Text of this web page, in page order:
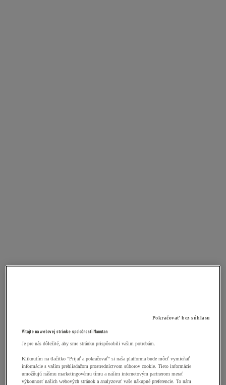
Pokračovať bez súhlasu
Vitajte na webovej stránke spoločnosti Manutan
Je pre nás dôležité, aby sme stránku prispôsobili vašim potrebám.
Kliknutím na tlačitko "Prijať a pokračovať" si naša platforma bude môcť vymieňať
informácie s vaším prehliadačom prostredníctvom súborov cookie. Tieto informácie
umožňujú nášmu marketingovému tímu a našim internetovým partnerom merať
výkonnosť našich webových stránok a analyzovať vaše nákupné preferencie. To nám